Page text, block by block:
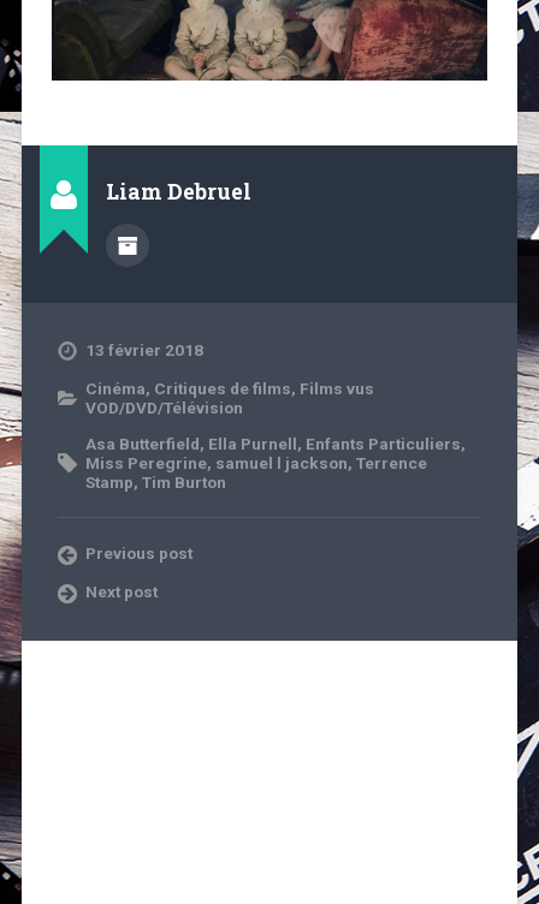
Liam Debruel
13 février 2018
Cinéma, Critiques de films, Films vus
VOD/DVD/Télévision
Asa Butterfield, Ella Purnell, Enfants Particuliers,
Miss Peregrine, samuel l jackson, Terrence
Stamp, Tim Burton
Previous post
Next post